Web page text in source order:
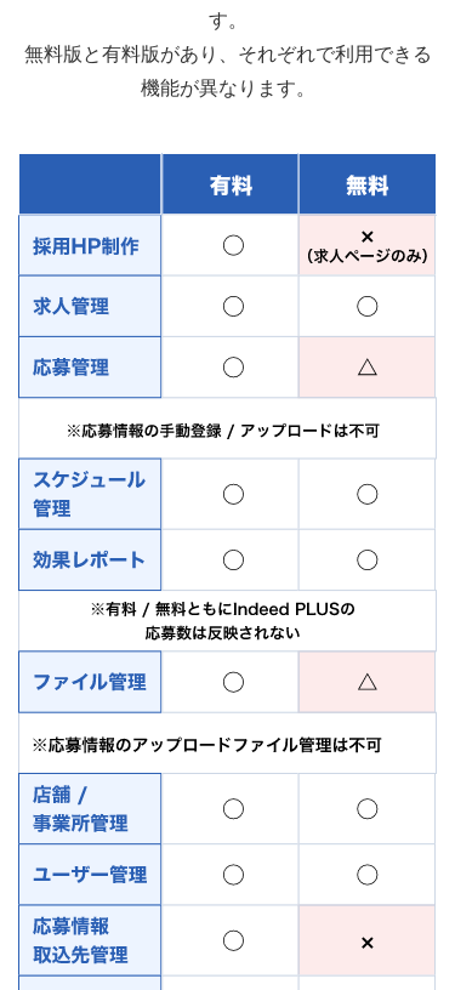
す。
無料版と有料版があり、それぞれで利用できる
機能が異なります。